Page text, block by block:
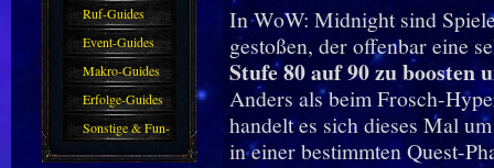
Haustiere
Guide
Ruf-Guides
Event-Guides
Makro-Guides
Erfolge-Guides
Sonstige & Fun-
Guides
In WoW: Midnight sind
gestoßen, der offenbar eine
Stufe 80 auf 90 zu boosten
Anders als beim Frosch-
handelt es sich dieses Mal
in einer bestimmten Quest-